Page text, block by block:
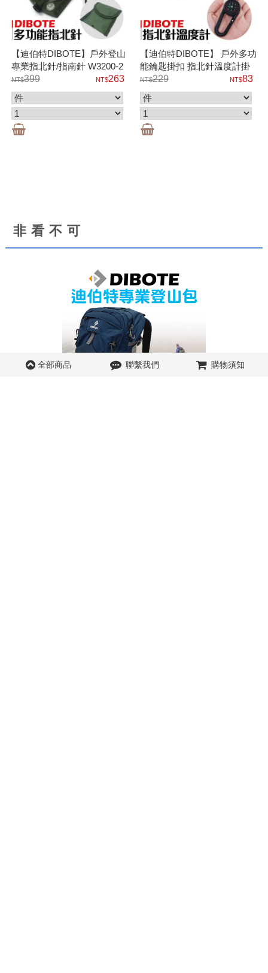
【迪伯特DIBOTE】戶外登山
專業指北針/指南針 W3200-2
399
263
【迪伯特DIBOTE】 戶外多功
能鑰匙掛扣 指北針溫度計掛
扣 229 83
非看不可
全部商品 聯繫我們 購物須知